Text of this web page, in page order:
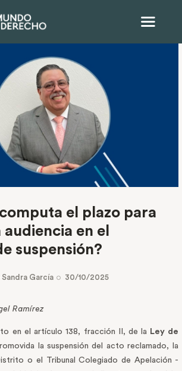
el plazo para
en el
suspensión?
Sandra García 30/10/2025
Ramírez
en el artículo 138, fracción II, de la
Ley de
la suspensión del acto reclamado, la
o el Tribunal Colegiado de Apelación -